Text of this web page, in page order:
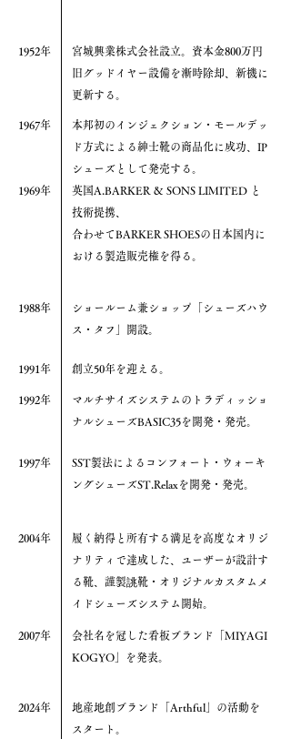
1952年
1967年
1969年
1988年
1991年
1992年
1997年
2004年
2007年
2024年
宮城興業株式会社設立。資本金800万円
旧グッドイヤー設備を漸時除却、新機に
更新する。
本邦初のインジェクション・モールデッ
ド方式による紳士靴の商品化に成功、IP
シューズとして発売する。
英国A.BARKER ＆ SONS LIMITED と
技術提携、
合わせてBARKER SHOESの日本国内に
おける製造販売権を得る。
ショールーム兼ショップ「シューズハウ
ス・タフ」開設。
創立50年を迎える。
マルチサイズシステムのトラディッショ
ナルシューズBASIC35を開発・発売。
SST製法によるコンフォート・ウォーキ
ングシューズST.Relaxを開発・発売。
履く納得と所有する満足を高度なオリジ
ナリティで達成した、ユーザーが設計す
る靴、謹製誂靴・オリジナルカスタムメ
イドシューズシステム開始。
​会社名を冠した看板ブランド「MIYAGI
KOGYO」を発表。
地産地創ブランド「Arthful」の活動を
スタート。